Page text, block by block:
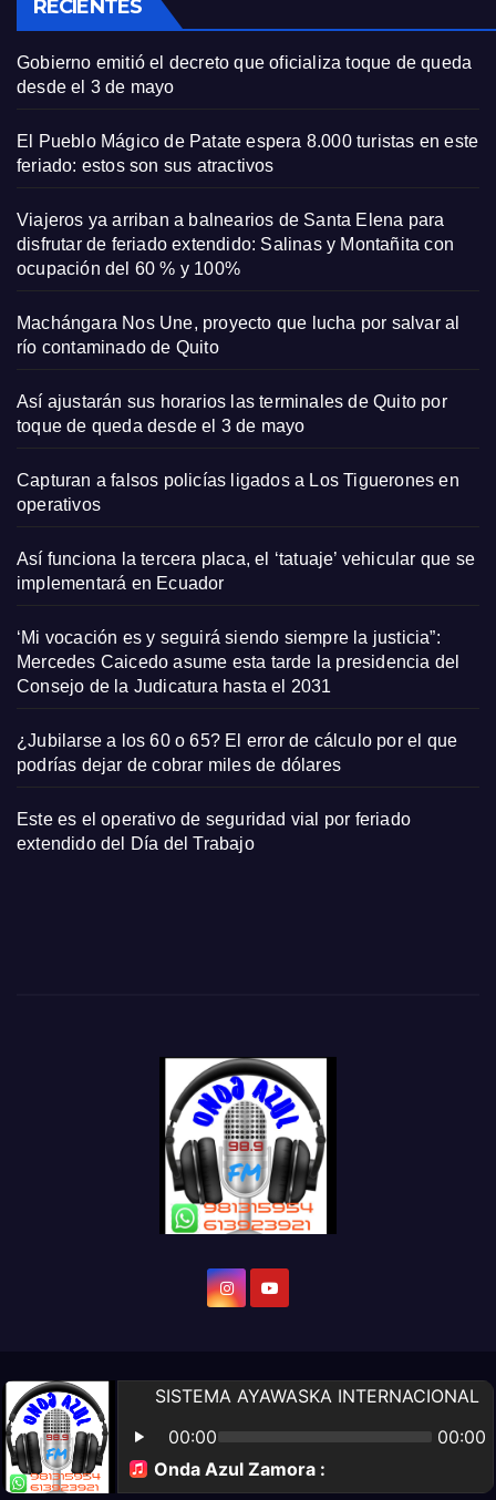
RECIENTES
Gobierno emitió el decreto que oficializa toque de queda
desde el 3 de mayo
El Pueblo Mágico de Patate espera 8.000 turistas en este
feriado: estos son sus atractivos
Viajeros ya arriban a balnearios de Santa Elena para
disfrutar de feriado extendido: Salinas y Montañita con
ocupación del 60 % y 100%
Machángara Nos Une, proyecto que lucha por salvar al
río contaminado de Quito
Así ajustarán sus horarios las terminales de Quito por
toque de queda desde el 3 de mayo
Capturan a falsos policías ligados a Los Tiguerones en
operativos
Así funciona la tercera placa, el ‘tatuaje’ vehicular que se
implementará en Ecuador
‘Mi vocación es y seguirá siendo siempre la justicia”:
Mercedes Caicedo asume esta tarde la presidencia del
Consejo de la Judicatura hasta el 2031
¿Jubilarse a los 60 o 65? El error de cálculo por el que
podrías dejar de cobrar miles de dólares
Este es el operativo de seguridad vial por feriado
extendido del Día del Trabajo
Diseño Web por:Altomarketing
Noticias de Ecuador